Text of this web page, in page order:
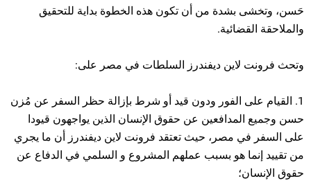
حَسن، وتخشى بشدة من أن تكون هذه الخطوة بداية للتحقيق
والملاحقة القضائية.
وتحث فرونت لاين ديفندرز السلطات في مصر على:
1. القيام على الفور ودون قيد أو شرط بإزالة حظر السفر عن مُزن
حسن وجميع المدافعين عن حقوق الإنسان الذين يواجهون قيودا
على السفر في مصر، حيث تعتقد فرونت لاين ديفندرز أن ما يجري
من تقييد إنما هو بسبب عملهم المشروع و السلمي في الدفاع عن
حقوق الإنسان؛